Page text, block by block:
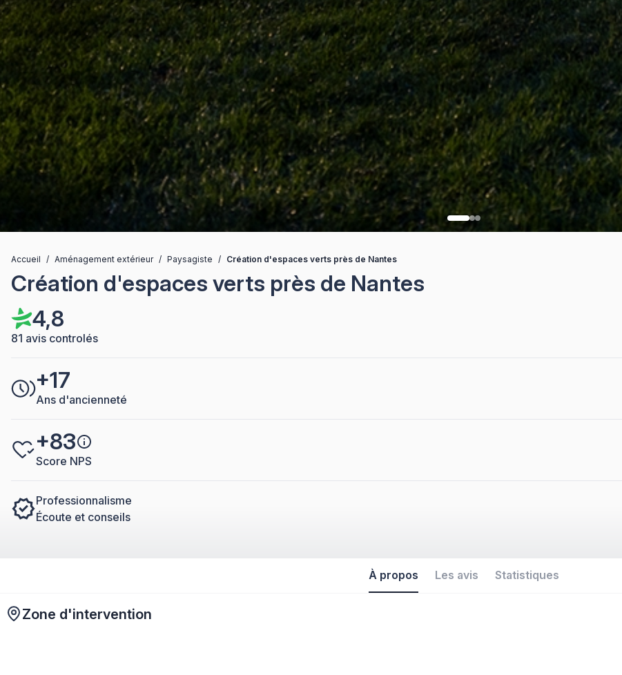
Accueil / Aménagement extérieur / Paysagiste / Création d'espaces verts près de Nantes
Création d'espaces verts près de Nantes
4,8
81 avis controlés
+17
Ans d'ancienneté
+83
Score NPS
Professionnalisme
Écoute et conseils
À propos Les avis Statistiques
Zone d'intervention